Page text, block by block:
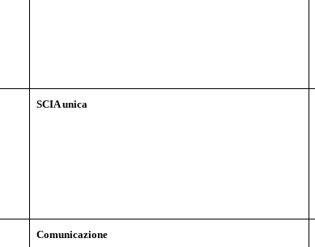
SCIA unica
Comunicazione